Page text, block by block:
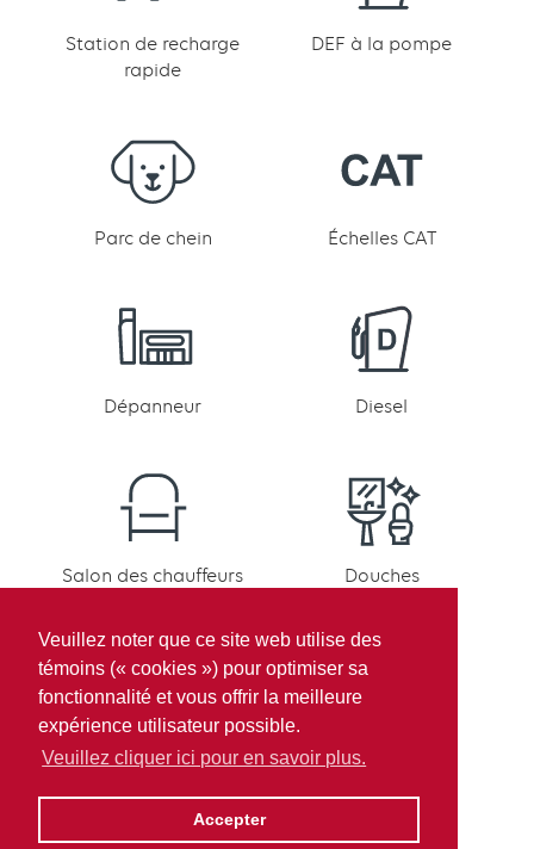
Veuillez noter que ce site web utilise des
témoins (« cookies ») pour optimiser sa
fonctionnalité et vous offrir la meilleure
expérience utilisateur possible.
Veuillez cliquer ici pour en savoir plus.
Accepter
Station de recharge
rapide
DEF à la pompe
Parc de chein Échelles CAT
Dépanneur Diesel
Salon des chauffeurs Douches